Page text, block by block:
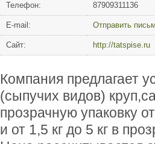
Телефон: 87909311136
Е-mail: Отправить
Сайт: http://tatspise.ru
Компания предлагает
(сыпучих видов)
прозрачную упаковку
и от 1,5 кг до 5 кг в